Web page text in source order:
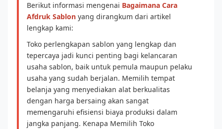
Berikut informasi mengenai Bagaimana Cara
Afdruk Sablon yang dirangkum dari artikel
lengkap kami:
Toko perlengkapan sablon yang lengkap dan
tepercaya jadi kunci penting bagi kelancaran
usaha sablon, baik untuk pemula maupun pelaku
usaha yang sudah berjalan. Memilih tempat
belanja yang menyediakan alat berkualitas
dengan harga bersaing akan sangat
memengaruhi efisiensi biaya produksi dalam
jangka panjang. Kenapa Memilih Toko